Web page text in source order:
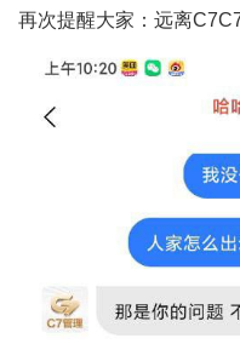
再次提醒大家：远离